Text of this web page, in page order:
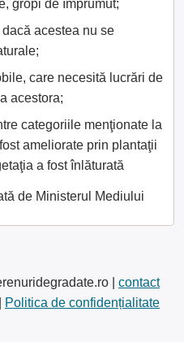
gropi de împrumut;
acestea nu se
care necesită lucrări de
acestora;
categoriile menţionate la
ameliorate prin plantaţii
a fost înlăturată
de Ministerul Mediului
| contact
Politica de confidențialitate